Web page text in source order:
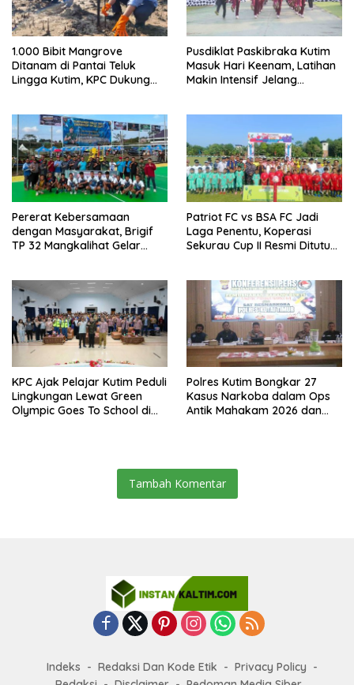
1.000 Bibit Mangrove
Ditanam di Pantai Teluk
Lingga Kutim, KPC Dukung
Pusdiklat Paskibraka Kutim
Masuk Hari Keenam, Latihan
Makin Intensif Jelang
Pererat Kebersamaan
dengan Masyarakat, Brigif
TP 32 Mangkalihat Gelar
Patriot FC vs BSA FC Jadi
Laga Penentu, Koperasi
Sekurau Cup II Resmi Ditutup
KPC Ajak Pelajar Kutim Peduli
Lingkungan Lewat Green
Olympic Goes To School di
Polres Kutim Bongkar 27
Kasus Narkoba dalam Ops
Antik Mahakam 2026 dan
Tambah Komentar
Indeks Redaksi Dan Kode Etik
Privacy Policy